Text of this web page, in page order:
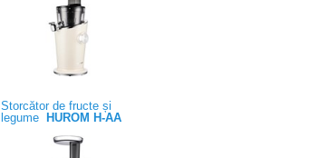
Storcător de fructe și
legume HUROM H-AA